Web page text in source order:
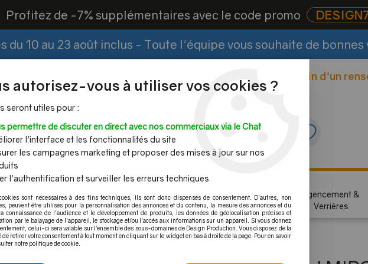
Profitez de -7% supplémentaires avec le code promo
du 10 au 23 août inclus - Toute l'équipe vous souhaite de bonnes
Besoin d'un
Espace PRO
Mains
Tubes et
barres inox
Câble inox &
filet inox
Quincaillerie
pour porte
Agencement &
Verrières
Support axial poli miroir - Fixation sur tube
autorisez-vous à utiliser vos cookies ?
seront utiles pour :
permettre de discuter en direct avec nos commerciaux via le Chat
l'interface et les fonctionnalités du site
les campagnes marketing et proposer des mises à jour sur nos
l'authentification et surveiller les erreurs techniques
sont nécessaires à des fins techniques, ils sont donc dispensés de consentement. D'autres, non
peuvent être utilisés pour la personnalisation des annonces et du contenu, la mesure des annonces et du
connaissance de l'audience et le développement de produits, les données de géolocalisation précises et
par le balayage de l'appareil, le stockage et/ou l'accès aux informations sur un appareil. Si vous donnez
celui-ci sera valable sur l’ensemble des sous-domaines de Design Production. Vous disposez de la
retirer votre consentement à tout moment en cliquant sur le widget en bas à droite de la page. Pour en savoir
notre politique de cookie.